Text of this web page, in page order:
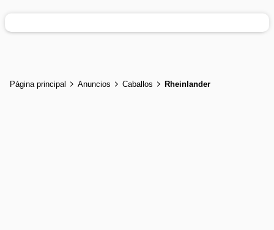
Página principal Anuncios Caballos Rheinlander